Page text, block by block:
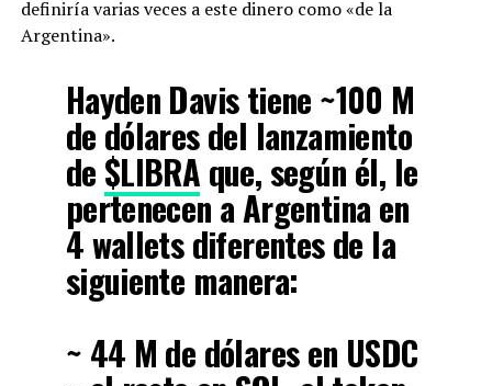
definiría varias veces a este dinero como «de la
Argentina».
Hayden Davis tiene ~100 M
de dólares del lanzamiento
de $LIBRA que, según él, le
pertenecen a Argentina en
4 wallets diferentes de la
siguiente manera:
~ 44 M de dólares en USDC